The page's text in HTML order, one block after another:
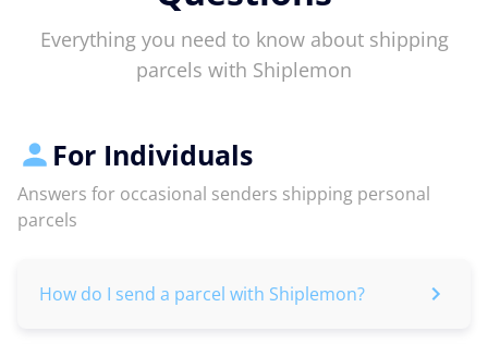
Everything you need to know about shipping
parcels with Shiplemon
For Individuals
Answers for occasional senders shipping personal
parcels
How do I send a parcel with Shiplemon?